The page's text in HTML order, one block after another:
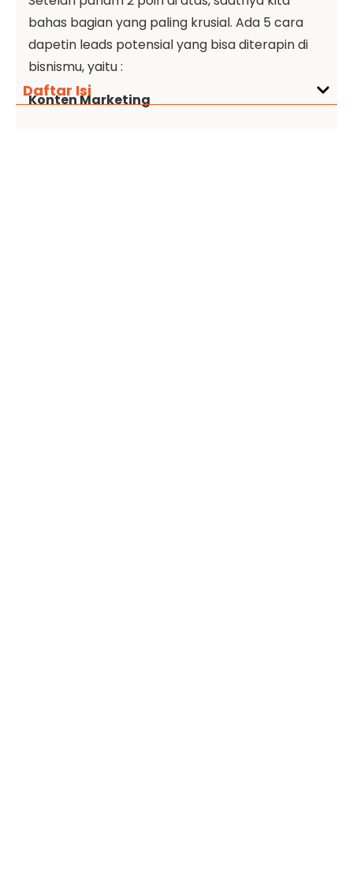
bahas bagian yang paling krusial. Ada 5 cara
dapetin leads potensial yang bisa diterapin di
bisnismu, yaitu :
Konten Marketing
Daftar Isi